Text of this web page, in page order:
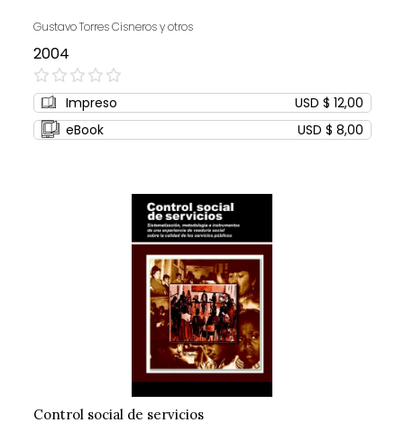
Gustavo Torres Cisneros y otros
2004
0%
Impreso
USD $ 12,00
eBook
USD $ 8,00
Control social de servicios